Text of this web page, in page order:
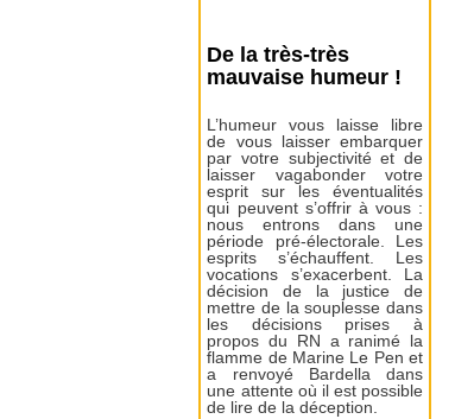
De la très-très
mauvaise humeur !
L’humeur vous laisse libre
de vous laisser embarquer
par votre subjectivité et de
laisser vagabonder votre
esprit sur les éventualités
qui peuvent s’offrir à vous :
nous entrons dans une
période pré-électorale. Les
esprits s’échauffent. Les
vocations s’exacerbent. La
décision de la justice de
mettre de la souplesse dans
les décisions prises à
propos du RN a ranimé la
flamme de Marine Le Pen et
a renvoyé Bardella dans
une attente où il est possible
de lire de la déception.